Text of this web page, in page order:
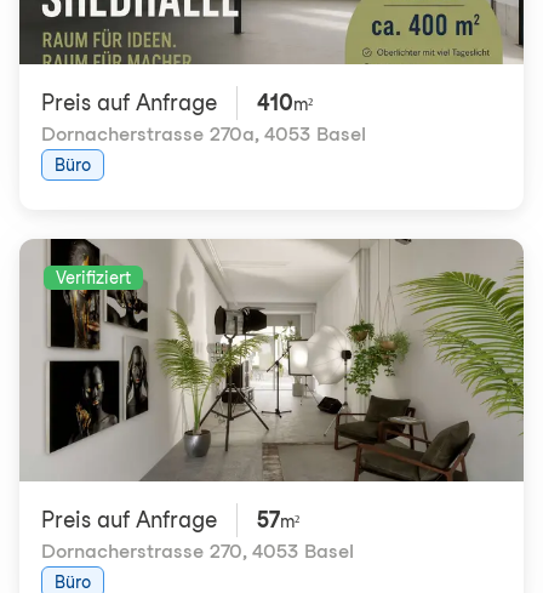
Preis auf Anfrage 410m²
Dornacherstrasse 270a, 4053 Basel
Büro
Verifiziert
Preis auf Anfrage 57m²
Dornacherstrasse 270, 4053 Basel
Büro